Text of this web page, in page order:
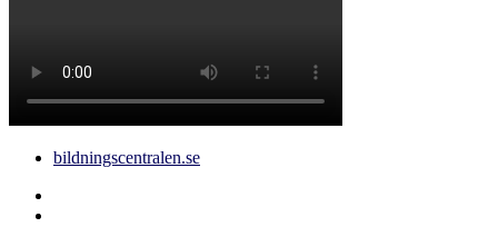
bildningscentralen.se